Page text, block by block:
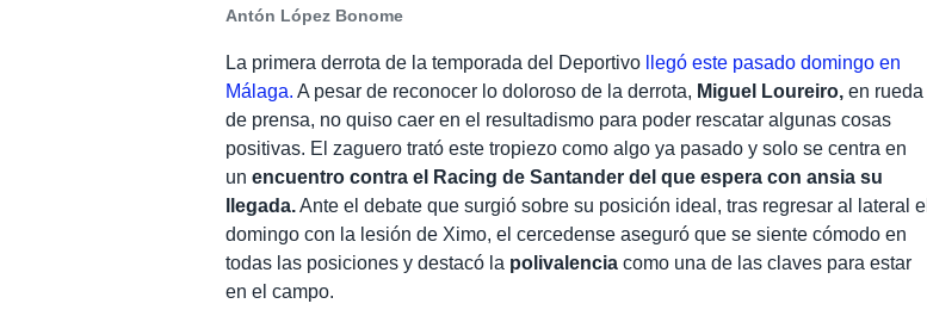
Antón López Bonome
La primera derrota de la temporada del Deportivo
llegó este pasado domingo en
Málaga. A pesar de reconocer lo doloroso de la derrota, Miguel Loureiro, en rueda
de prensa, no quiso caer en el resultadismo para poder rescatar algunas cosas
positivas. El zaguero trató este tropiezo como algo ya pasado y solo se centra en
unencuentro contra el Racing de Santander del que espera con ansia su
llegada.Ante el debate que surgió sobre su posición ideal, tras regresar al lateral el
domingo con la lesión de Ximo, el cercedense aseguró que se siente cómodo en
todas las posiciones y destacó la polivalencia como una de las claves para estar
en el campo.